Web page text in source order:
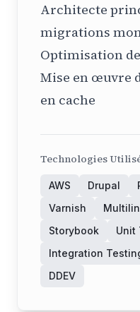
Architecte
migrations
Optimisation
Mise en œuvre
en cache
Technologies
AWS Drupal
Varnish
Storybook
Unit
Integration
DDEV